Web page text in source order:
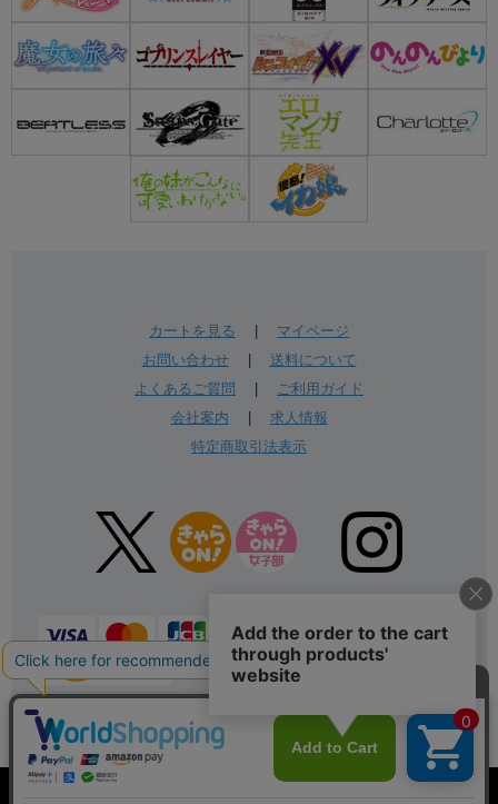
カートを見る
マイページ
お問い合わせ| 送料について
よくあるご質問
ご利用ガイド
会社案内
求人情報
特定商取引法表示
表示：スマートフォン｜PC